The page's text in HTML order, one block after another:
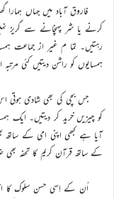
فاروق آباد میں جہاں ہمارا
کرنے یا شر پہنچانے سے گریز
رہتیں۔ تما م غیر از جماعت
ہمسایوں کو راشن دیتیں کئی مرتبہ
جس بچی کی بھی شادی ہوتی
کو چیزیں خرید کر دیتیں۔ ایک
آیا ہے کبھی اپنی امی کے ساتھ
کے ساتھ قرآن کریم کا تحفہ بھی
اُن کے اِسی حسن سلوک کا